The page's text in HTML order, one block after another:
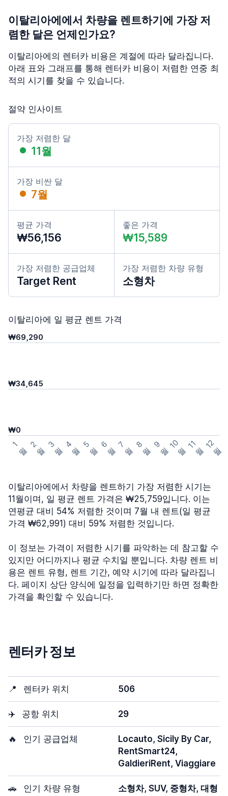
이탈리아에에서 차량을 렌트하기에 가장 저
렴한 달은 언제인가요?
이탈리아에의 렌터카 비용은 계절에 따라 달라집니다.
아래 표와 그래프를 통해 렌터카 비용이 저렴한 연중 최
적의 시기를 찾을 수 있습니다.
절약 인사이트
가장 저렴한 달
11월
가장 비싼 달
7월
평균 가격
₩56,156
좋은 가격
₩15,589
가장 저렴한 공급업체
Target Rent
가장 저렴한 차량 유형
소형차
이탈리아에 일 평균 렌트 가격
₩69,290
₩34,645
₩0
1
월
2
월
3
월
4
월
5
월
6
월
7
월
8
월
9
월
1
0
월
1
1
월
1
2
월
이탈리아에에서 차량을 렌트하기 가장 저렴한 시기는
11월이며, 일 평균 렌트 가격은 ₩25,759입니다. 이는
연평균 대비 54% 저렴한 것이며 7월 내 렌트(일 평균
가격 ₩62,991) 대비 59% 저렴한 것입니다.
이 정보는 가격이 저렴한 시기를 파악하는 데 참고할 수
있지만 어디까지나 평균 수치일 뿐입니다. 차량 렌트 비
용은 렌트 유형, 렌트 기간, 예약 시기에 따라 달라집니
다. 페이지 상단 양식에 일정을 입력하기만 하면 정확한
가격을 확인할 수 있습니다.
렌터카 정보
📍 렌터카 위치 506
✈️ 공항 위치 29
🔥 인기 공급업체
Locauto, Sicily By Car,
RentSmart24,
GaldieriRent, Viaggiare
🚗 인기 차량 유형
소형차, SUV, 중형차, 대형